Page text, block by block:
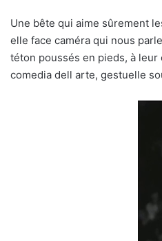
Une bête qui aime sûrement
elle face caméra qui nous
téton poussés en pieds, à
comedia dell arte, gestuelle